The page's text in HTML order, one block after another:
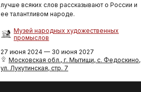
лучше всяких слов рассказывают о России и
ее талантливом народе.
Музей народных художественных
промыслов
27 июня 2024 — 30 июня 2027
Московская обл., г. Мытищи, с. Федоскино,
ул. Лукутинская, стр. 7